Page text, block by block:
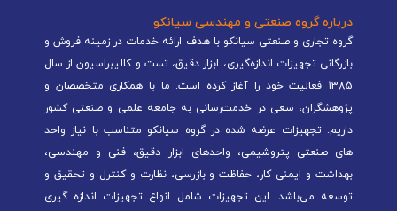
درباره گروه صنعتی و مهندسی سیانکو
گروه تجاری و صنعتی سیانکو با هدف ارائه خدمات در زمینه فروش و
بازرگانی تجهیزات اندازه‌گیری، ابزار دقیق، تست و کالیبراسیون از سال
1385 فعالیت خود را آغاز کرده است. ما با همکاری متخصصان و
پژوهشگران، سعی در خدمت‌رسانی به جامعه علمی و صنعتی کشور
داریم. تجهیزات عرضه شده در گروه سیانکو متناسب با نیاز واحد
های صنعتی پتروشیمی، واحدهای ابزار دقیق، فنی و مهندسی،
بهداشت و ایمنی کار، حفاظت و بازرسی، نظارت و کنترل و تحقیق و
توسعه می‌باشد. این تجهیزات شامل انواع تجهیزات اندازه گیری